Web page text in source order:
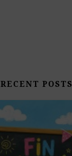
RECENT POSTS